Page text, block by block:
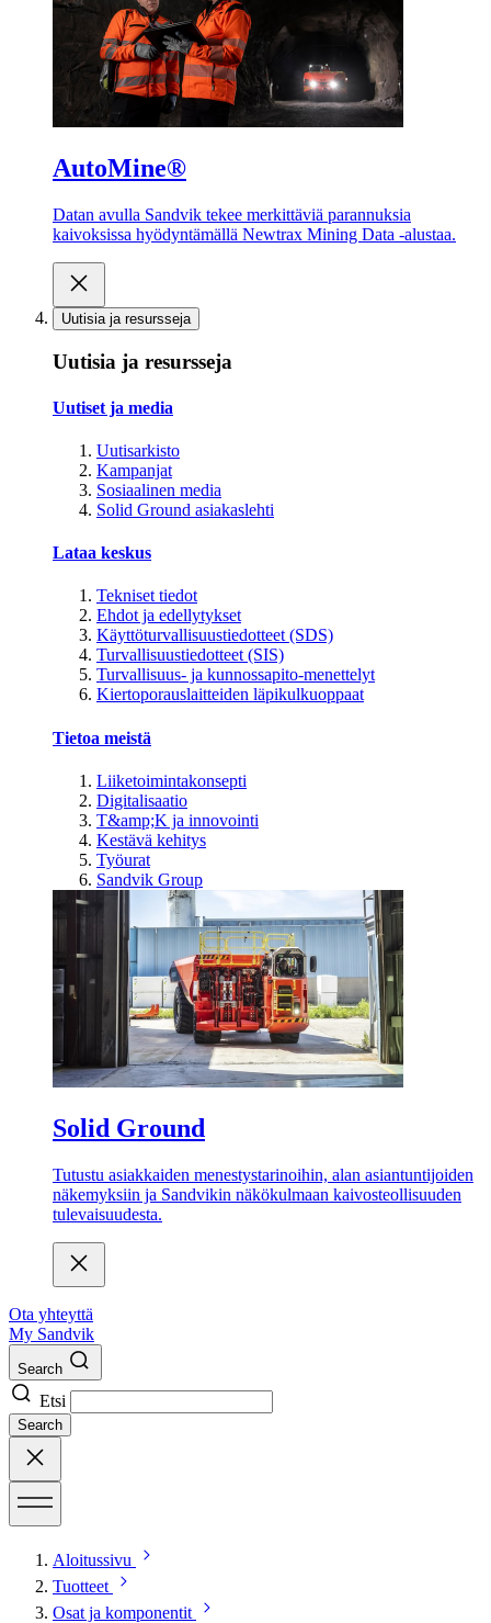
AutoMine®
Datan avulla Sandvik tekee merkittäviä parannuksia
kaivoksissa hyödyntämällä Newtrax Mining Data -alustaa.
Uutisia ja resursseja
Uutisia ja resursseja
Uutiset ja media
Uutisarkisto
Kampanjat
Sosiaalinen media
Solid Ground asiakaslehti
Lataa keskus
Tekniset tiedot
Ehdot ja edellytykset
Käyttöturvallisuustiedotteet (SDS)
Turvallisuustiedotteet (SIS)
Turvallisuus- ja kunnossapito-menettelyt
Kiertoporauslaitteiden läpikulkuoppaat
Tietoa meistä
Liiketoimintakonsepti
Digitalisaatio
T&amp;K ja innovointi
Kestävä kehitys
Työurat
Sandvik Group
Solid Ground
Tutustu asiakkaiden menestystarinoihin, alan asiantuntijoiden
näkemyksiin ja Sandvikin näkökulmaan kaivosteollisuuden
tulevaisuudesta.
Ota yhteyttä
My Sandvik
Search
Etsi
Search
Aloitussivu
Tuotteet
Osat ja komponentit